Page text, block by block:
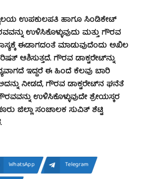
ಉಪಕುಲಪತಿ ಹಾಗೂ ಸಿಂಡಿಕೇಟ್
ಉಳಿಸಿಕೊಳ್ಳುವುದು ಮತ್ತು ಗೌರವ
ಈಡಾಗದಂತೆ ಮಾಡುವುದೆಂದು ಅಖಿಲ
ಆಶಿಸುತ್ತದೆ. ಗೌರವ ಡಾಕ್ಟರೇಟ್‌ನ್ನು
ಇದ್ದರೆ ಈ ಹಿಂದೆ ಕೆಲವು ಬಾರಿ
ನೀಡದೆ, ಗೌರವ ಡಾಕ್ಟರೇಟ್‌ನ ಘನೆತೆ
ಉಳಿಸಿಕೊಳ್ಳುವುದೇ ಶ್ರೇಯಸ್ಕರ
ಜಿಲ್ಲಾ ಸಂಚಾಲಕ ಸುವಿತ್ ಶೆಟ್ಟಿ
WhatsApp
Telegram